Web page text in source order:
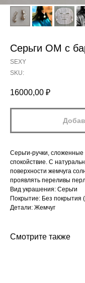
Серьги ОМ с
SEXY
SKU:
16000,00 ₽
Серьги-ручки,
спокойствие. С
поверхности жемчуга
проявлять переливы
Вид украшения: Серьги
Покрытие: Без покрытия
Детали: Жемчуг
Смотрите также